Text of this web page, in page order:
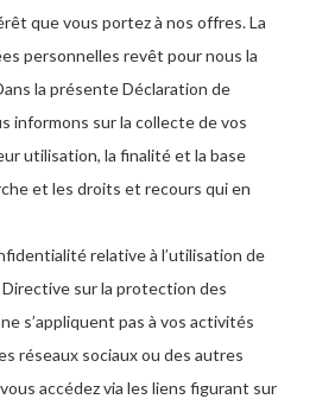
que vous portez à nos offres. La
personnelles revêt pour nous la
la présente Déclaration de
informons sur la collecte de vos
utilisation, la finalité et la base
et les droits et recours qui en
relative à l’utilisation de
sur la protection des
s’appliquent pas à vos activités
réseaux sociaux ou des autres
accédez via les liens figurant sur